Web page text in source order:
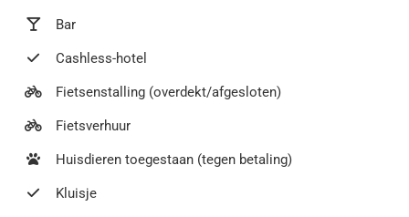
Bar
Cashless-hotel
Fietsenstalling (overdekt/afgesloten)
Fietsverhuur
Huisdieren toegestaan (tegen betaling)
Kluisje